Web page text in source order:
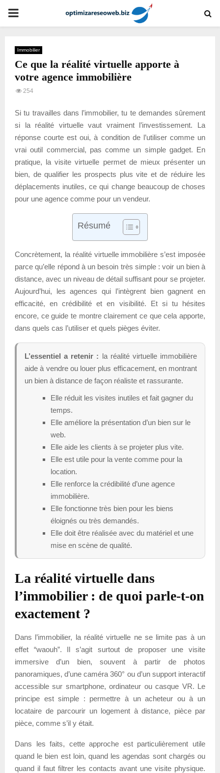
PRIMARY
Immobilier
Ce que la réalité virtuelle apporte à
votre agence immobilière
254
Si tu travailles dans l’immobilier, tu te demandes sûrement
si la réalité virtuelle vaut vraiment l’investissement. La
réponse courte est oui, à condition de l’utiliser comme un
vrai outil commercial, pas comme un simple gadget. En
pratique, la visite virtuelle permet de mieux présenter un
bien, de qualifier les prospects plus vite et de réduire les
déplacements inutiles, ce qui change beaucoup de choses
pour une agence comme pour un vendeur.
Résumé
Concrètement, la réalité virtuelle immobilière s’est imposée
parce qu’elle répond à un besoin très simple : voir un bien à
distance, avec un niveau de détail suffisant pour se projeter.
Aujourd’hui, les agences qui l’intègrent bien gagnent en
efficacité, en crédibilité et en visibilité. Et si tu hésites
encore, ce guide te montre clairement ce que cela apporte,
dans quels cas l’utiliser et quels pièges éviter.
L’essentiel a retenir : la réalité virtuelle immobilière
aide à vendre ou louer plus efficacement, en montrant
un bien à distance de façon réaliste et rassurante.
Elle réduit les visites inutiles et fait gagner du
temps.
Elle améliore la présentation d’un bien sur le
web.
Elle aide les clients à se projeter plus vite.
Elle est utile pour la vente comme pour la
location.
Elle renforce la crédibilité d’une agence
immobilière.
Elle fonctionne très bien pour les biens
éloignés ou très demandés.
Elle doit être réalisée avec du matériel et une
mise en scène de qualité.
La réalité virtuelle dans
l’immobilier : de quoi parle-t-on
exactement ?
Dans l’immobilier, la réalité virtuelle ne se limite pas à un
effet “waouh”. Il s’agit surtout de proposer une visite
immersive d’un bien, souvent à partir de photos
panoramiques, d’une caméra 360° ou d’un support interactif
accessible sur smartphone, ordinateur ou casque VR. Le
principe est simple : permettre à un acheteur ou à un
locataire de parcourir un logement à distance, pièce par
pièce, comme s’il y était.
Dans les faits, cette approche est particulièrement utile
quand le bien est loin, quand les agendas sont chargés ou
quand il faut filtrer les contacts avant une visite physique.